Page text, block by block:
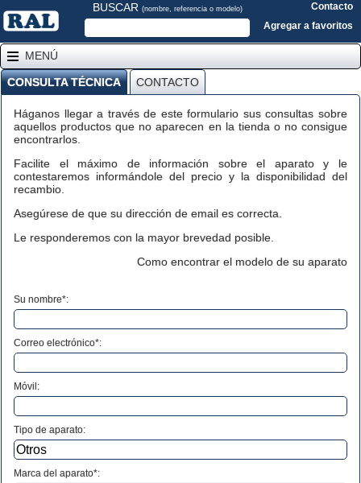
BUSCAR (nombre, referencia o modelo)
Contacto
Agregar a favoritos
MENÚ
CONSULTA TÉCNICA CONTACTO
Háganos llegar a través de este formulario sus consultas sobre
aquellos productos que no aparecen en la tienda o no consigue
encontrarlos.
Facilite el máximo de información sobre el aparato y le
contestaremos informándole del precio y la disponibilidad del
recambio.
Asegúrese de que su dirección de email es correcta.
Le responderemos con la mayor brevedad posible.
Como encontrar el modelo de su aparato
Su nombre*:
Correo electrónico*:
Móvil:
Tipo de aparato:
Marca del aparato*: